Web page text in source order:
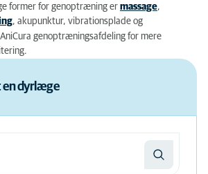
former for genoptræning er massage,
, akupunktur, vibrationsplade og
genoptræningsafdeling for mere
en dyrlæge